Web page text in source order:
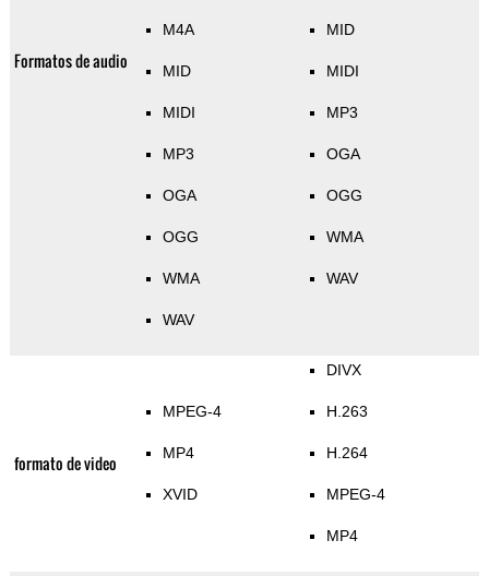
Formatos de audio
M4A
MID
MIDI
MP3
OGA
OGG
WMA
WAV
MID
MIDI
MP3
OGA
OGG
WMA
WAV
formato de video
MPEG-4
MP4
XVID
DIVX
H.263
H.264
MPEG-4
MP4